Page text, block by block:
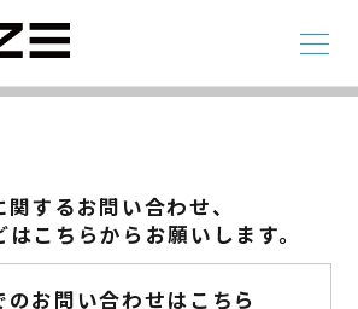
スト自転車
関するお問い合わせ、
こちらからお願いします。
のお問い合わせはこちら